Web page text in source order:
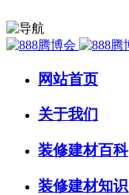
网站首页
关于我们
装修建材百科
装修建材知识